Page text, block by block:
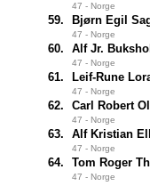
47 - Norge
59. Bjørn Egil
47 - Norge
60. Alf Jr.
47 - Norge
61. Leif-Rune
47 - Norge
62. Carl Robert
47 - Norge
63. Alf Kristian
47 - Norge
64. Tom Roger
47 - Norge